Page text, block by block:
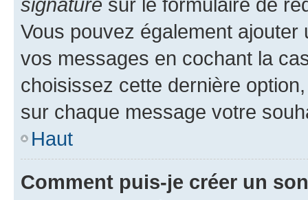
Vous pouvez également
vos messages en cochant la
choisissez cette dernière
sur chaque message votre
Haut
Comment puis-je créer un